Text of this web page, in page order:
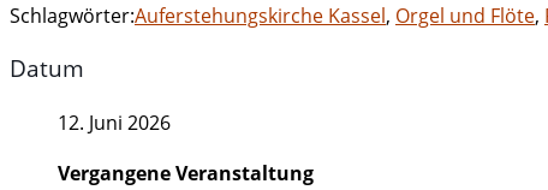
Schlagwörter:Auferstehungskirche Kassel, Orgel und Flöte,
Datum
12. Juni 2026
Vergangene Veranstaltung